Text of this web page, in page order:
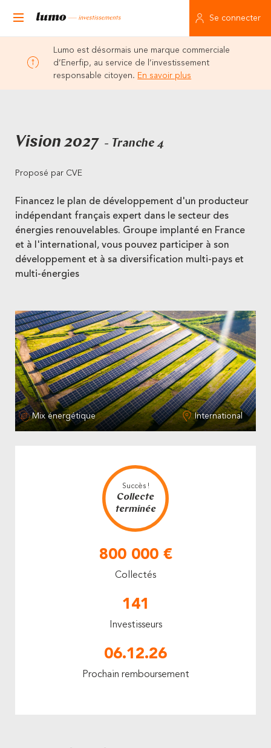
Se connecter
Lumo est désormais une marque commerciale
d’Enerfip, au service de l’investissement
responsable citoyen. En savoir plus
Vision 2027 - Tranche 4
Proposé par CVE
Financez le plan de développement d'un producteur
indépendant français expert dans le secteur des
énergies renouvelables. Groupe implanté en France
et à l'international, vous pouvez participer à son
développement et à sa diversification multi-pays et
multi-énergies
Mix énergétique International
Succès !
Collecte
terminée
800 000 €
Collectés
141
Investisseurs
06.12.26
Prochain remboursement